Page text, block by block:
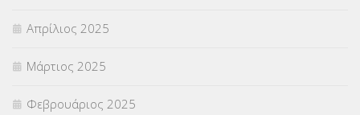
Απρίλιος 2025
Μάρτιος 2025
Φεβρουάριος 2025